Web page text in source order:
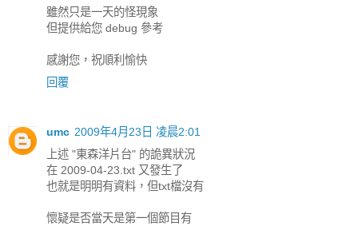
雖然只是一天的怪現象
但提供給您 debug 參考
感謝您，祝順利愉快
回覆
umc 2009年4月23日 凌晨2:01
上述 "東森洋片台" 的詭異狀況
在 2009-04-23.txt 又發生了
也就是明明有資料，但txt檔沒有
懷疑是否當天是第一個節目有